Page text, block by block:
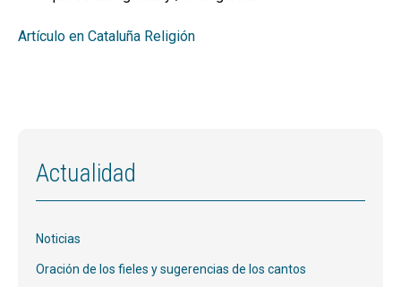
Artículo en Cataluña Religión
Actualidad
Noticias
Oración de los fieles y sugerencias de los cantos